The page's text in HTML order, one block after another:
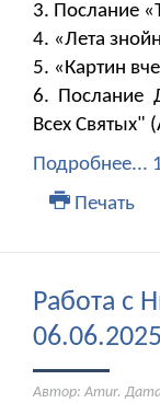
3. Послание
4. «Лета
5. «Картин
6. Послание
Всех Святых"
Подробнее...
Печать
Работа с
06.06.2025
Автор: Amur.